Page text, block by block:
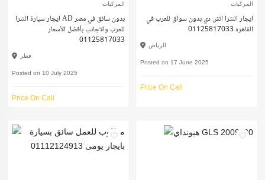
المركبات
ايجار سيارة النترا AD بدون سائق في مصر
للعرب والاجانب بأفضل الأسعار
01125817033
قطر
Posted on 10 July 2025
Price On Call
المركبات
ايجار النترا اتش دي بدون سواق للعرب في
القاهره 01125817033
الرياض
Posted on 17 June 2025
Price On Call